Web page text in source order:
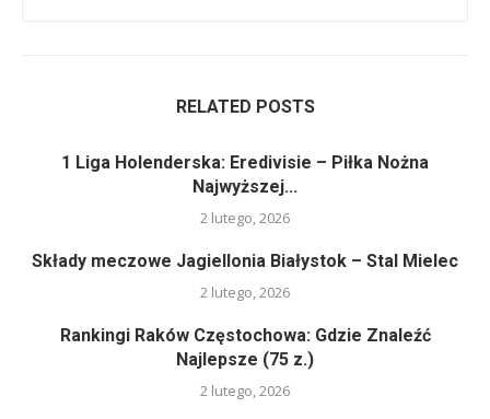
RELATED POSTS
1 Liga Holenderska: Eredivisie – Piłka Nożna
Najwyższej...
2 lutego, 2026
Składy meczowe Jagiellonia Białystok – Stal Mielec
2 lutego, 2026
Rankingi Raków Częstochowa: Gdzie Znaleźć
Najlepsze (75 z.)
2 lutego, 2026